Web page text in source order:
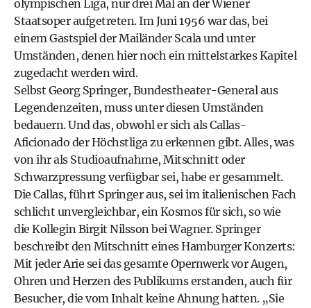
olympischen Liga, nur drei Mal an der Wiener
Staatsoper aufgetreten. Im Juni 1956 war das, bei
einem Gastspiel der Mailänder Scala und unter
Umständen, denen hier noch ein mittelstarkes Kapitel
zugedacht werden wird.
Selbst Georg Springer, Bundestheater-General aus
Legendenzeiten, muss unter diesen Umständen
bedauern. Und das, obwohl er sich als Callas-
Aficionado der Höchstliga zu erkennen gibt. Alles, was
von ihr als Studioaufnahme, Mitschnitt oder
Schwarzpressung verfügbar sei, habe er gesammelt.
Die Callas, führt Springer aus, sei im italienischen Fach
schlicht unvergleichbar, ein Kosmos für sich, so wie
die Kollegin Birgit Nilsson bei Wagner. Springer
beschreibt den Mitschnitt eines Hamburger Konzerts:
Mit jeder Arie sei das gesamte Opernwerk vor Augen,
Ohren und Herzen des Publikums erstanden, auch für
Besucher, die vom Inhalt keine Ahnung hatten. „Sie